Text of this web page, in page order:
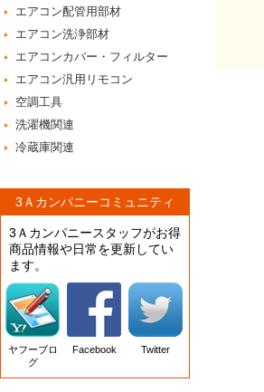
エアコン配管用部材
エアコン洗浄部材
エアコンカバー・フィルター
エアコン汎用リモコン
空調工具
洗濯機関連
冷蔵庫関連
3Ａカンパニーコミュニティ
3Ａカンパニースタッフがお得
商品情報や日常を更新してい
ます。
ヤフーブロ
グ
Facebook Twitter